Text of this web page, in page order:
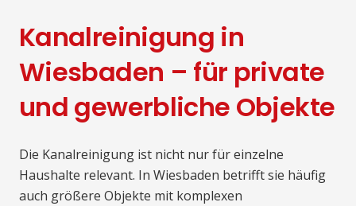
Kanalreinigung in
Wiesbaden – für private
und gewerbliche Objekte
Die Kanalreinigung ist nicht nur für einzelne
Haushalte relevant. In Wiesbaden betrifft sie häufig
auch größere Objekte mit komplexen